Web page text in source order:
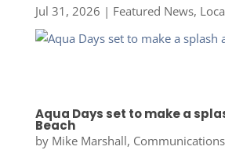
Jul 31, 2026 | Featured News,
Aqua Days set to make a
Beach
by Mike Marshall,